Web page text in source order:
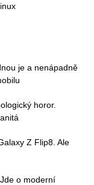
je a nenápadně
horor.
Z Flip8. Ale
o moderní